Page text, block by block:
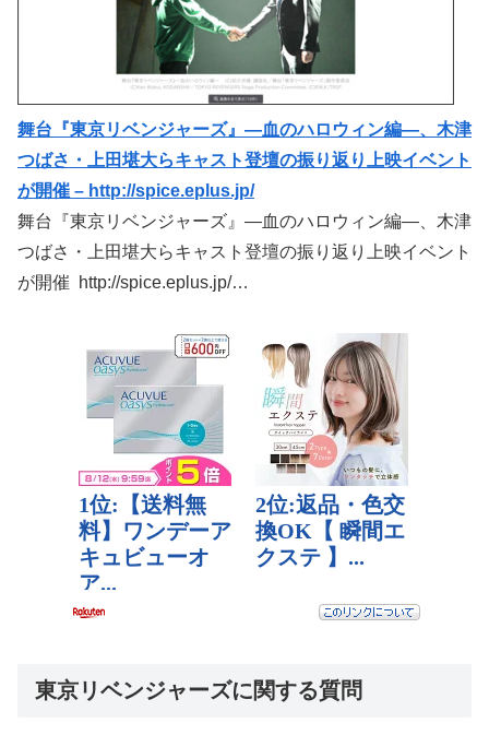
舞台『東京リベンジャーズ』―血のハロウィン編―、木津
つばさ・上田堪大らキャスト登壇の振り返り上映イベント
が開催 – http://spice.eplus.jp/
舞台『東京リベンジャーズ』―血のハロウィン編―、木津
つばさ・上田堪大らキャスト登壇の振り返り上映イベント
が開催 http://spice.eplus.jp/…
東京リベンジャーズに関する質問